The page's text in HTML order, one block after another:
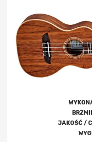
JAKOŚĆ /